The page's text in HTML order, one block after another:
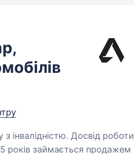
інвалідністю. Досвід роботи